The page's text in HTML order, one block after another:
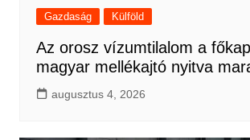
Gazdaság Külföld
Az orosz vízumtilalom a
magyar mellékajtó nyitva
augusztus 4, 2026